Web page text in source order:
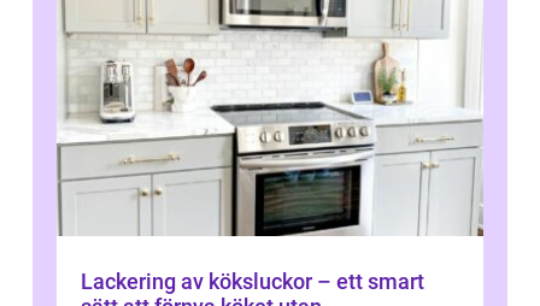
Lackering av köksluckor – ett smart